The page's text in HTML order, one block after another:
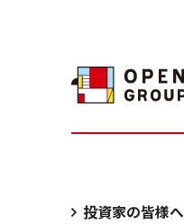
投資家の皆様へ